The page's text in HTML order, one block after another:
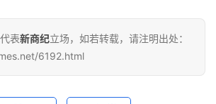
表新商纪立场，如若转载，请注明出处：
6192.html